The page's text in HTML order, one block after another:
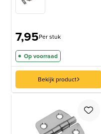
7,95Per stuk
Op voorraad
Bekijk product